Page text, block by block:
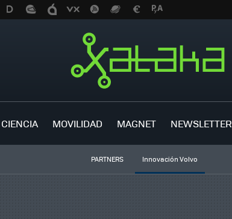
CIENCIA MOVILIDAD MAGNET NEWSLETTER
PARTNERS Innovación Volvo